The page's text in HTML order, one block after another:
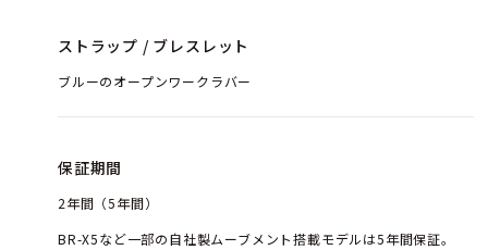
ストラップ / ブレスレット
ブルーのオープンワークラバー
保証期間
2年間（5年間）
BR-X5など一部の自社製ムーブメント搭載モデルは5年間保証。